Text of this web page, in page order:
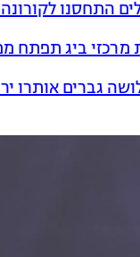
התחסנו
מרכזי ביג תפתח
גברים אותרו